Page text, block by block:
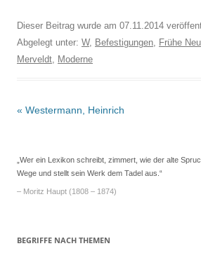
Dieser Beitrag wurde am 07.11.2014
Abgelegt unter: W, Befestigungen Frühe
Merveldt
Moderne
Beitrags-
« Westermann, Heinrich
„Wer ein Lexikon schreibt, zimmert, wie der alte
Wege und stellt sein Werk dem Tadel aus.“
– Moritz Haupt (1808 – 1874)
BEGRIFFE NACH THEMEN